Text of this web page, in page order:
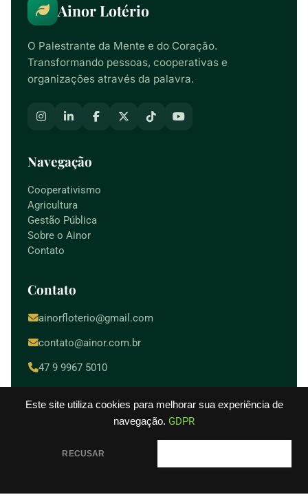
Este site utiliza cookies para melhorar sua experiência de
navegação. GDPR
RECUSAR
Ainor Lotério
O Palestrante da Mente e do Coração.
Transformando pessoas, cooperativas e
organizações através da palavra.
Navegação
Cooperativismo
Agricultura
Gestão Pública
Sobre o Ainor
Contato
Contato
ainorfloterio@gmail.com
contato@ainor.com.br
47 9 9967 5010
. Todos os direitos reservados.